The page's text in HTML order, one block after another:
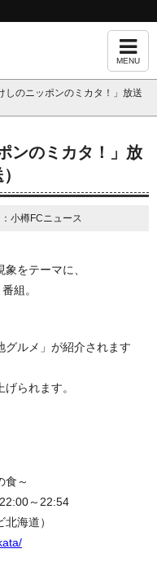
MENU
しのニッポンのミカタ！」放送
ンのミカタ！」放
小樽FCニュース
をテーマに、
組。
グルメ」が紹介されます
られます。
食～
～22:54
海道）